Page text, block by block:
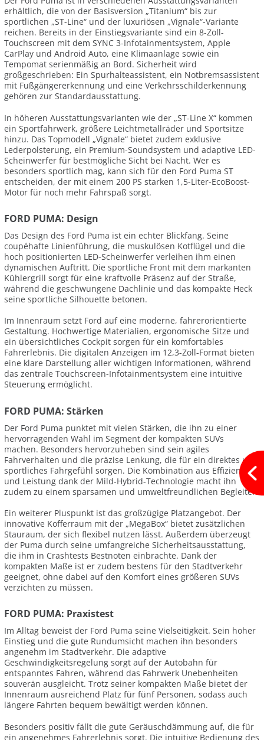
erhältlich, die von der Basisversion „Titanium“ bis zur
sportlichen „ST-Line“ und der luxuriösen „Vignale“-Variante
reichen. Bereits in der Einstiegsvariante sind ein 8-Zoll-
Touchscreen mit dem SYNC 3-Infotainmentsystem, Apple
CarPlay und Android Auto, eine Klimaanlage sowie ein
Tempomat serienmäßig an Bord. Sicherheit wird
großgeschrieben: Ein Spurhalteassistent, ein Notbremsassistent
mit Fußgängererkennung und eine Verkehrsschilderkennung
gehören zur Standardausstattung.
In höheren Ausstattungsvarianten wie der „ST-Line X“ kommen
ein Sportfahrwerk, größere Leichtmetallräder und Sportsitze
hinzu. Das Topmodell „Vignale“ bietet zudem exklusive
Lederpolsterung, ein Premium-Soundsystem und adaptive LED-
Scheinwerfer für bestmögliche Sicht bei Nacht. Wer es
besonders sportlich mag, kann sich für den Ford Puma ST
entscheiden, der mit einem 200 PS starken 1,5-Liter-EcoBoost-
Motor für noch mehr Fahrspaß sorgt.
FORD PUMA: Design
Das Design des Ford Puma ist ein echter Blickfang. Seine
coupéhafte Linienführung, die muskulösen Kotflügel und die
hoch positionierten LED-Scheinwerfer verleihen ihm einen
dynamischen Auftritt. Die sportliche Front mit dem markanten
Kühlergrill sorgt für eine kraftvolle Präsenz auf der Straße,
während die geschwungene Dachlinie und das kompakte Heck
seine sportliche Silhouette betonen.
Im Innenraum setzt Ford auf eine moderne, fahrerorientierte
Gestaltung. Hochwertige Materialien, ergonomische Sitze und
ein übersichtliches Cockpit sorgen für ein komfortables
Fahrerlebnis. Die digitalen Anzeigen im 12,3-Zoll-Format bieten
eine klare Darstellung aller wichtigen Informationen, während
das zentrale Touchscreen-Infotainmentsystem eine intuitive
Steuerung ermöglicht.
FORD PUMA: Stärken
Der Ford Puma punktet mit vielen Stärken, die ihn zu einer
hervorragenden Wahl im Segment der kompakten SUVs
machen. Besonders hervorzuheben sind sein agiles
Fahrverhalten und die präzise Lenkung, die für ein direktes und
sportliches Fahrgefühl sorgen. Die Kombination aus Effizienz
und Leistung dank der Mild-Hybrid-Technologie macht ihn
zudem zu einem sparsamen und umweltfreundlichen Begleiter.
Ein weiterer Pluspunkt ist das großzügige Platzangebot. Der
innovative Kofferraum mit der „MegaBox“ bietet zusätzlichen
Stauraum, der sich flexibel nutzen lässt. Außerdem überzeugt
der Puma durch seine umfangreiche Sicherheitsausstattung,
die ihm in Crashtests Bestnoten einbrachte. Dank der
kompakten Maße ist er zudem bestens für den Stadtverkehr
geeignet, ohne dabei auf den Komfort eines größeren SUVs
verzichten zu müssen.
FORD PUMA: Praxistest
Im Alltag beweist der Ford Puma seine Vielseitigkeit. Sein hoher
Einstieg und die gute Rundumsicht machen ihn besonders
angenehm im Stadtverkehr. Die adaptive
Geschwindigkeitsregelung sorgt auf der Autobahn für
entspanntes Fahren, während das Fahrwerk Unebenheiten
souverän ausgleicht. Trotz seiner kompakten Maße bietet der
Innenraum ausreichend Platz für fünf Personen, sodass auch
längere Fahrten bequem bewältigt werden können.
Besonders positiv fällt die gute Geräuschdämmung auf, die für
ein angenehmes Fahrerlebnis sorgt. Die intuitive Bedienung des